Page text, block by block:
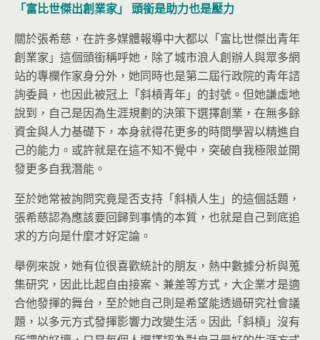
「富比世傑出創業家」 頭銜是助力也是壓力
關於張希慈，在許多媒體報導中大都以「富比世傑出青年
創業家」這個頭銜稱呼她，除了城市浪人創辦人與眾多網
站的專欄作家身分外，她同時也是第二屆行政院的青年諮
詢委員，也因此被冠上「斜槓青年」的封號。但她謙虛地
說到，自己是因為生涯規劃的決策下選擇創業，在無多餘
資金與人力基礎下，本身就得花更多的時間學習以精進自
己的能力。或許就是在這不知不覺中，突破自我極限並開
發更多自我潛能。
至於她常被詢問究竟是否支持「斜槓人生」的這個話題，
張希慈認為應該要回歸到事情的本質，也就是自己到底追
求的方向是什麼才好定論。
舉例來說，她有位很喜歡統計的朋友，熱中數據分析與蒐
集研究，因此比起自由接案、兼差等方式，大企業才是適
合他發揮的舞台，至於她自己則是希望能透過研究社會議
題，以多元方式發揮影響力改變生活。因此「斜槓」沒有